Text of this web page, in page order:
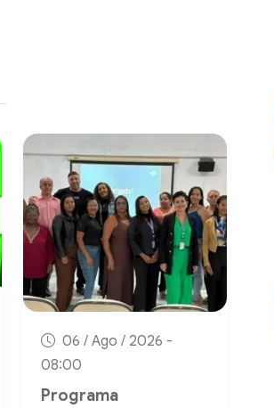
06 / Ago / 2026 -
08:00
Programa